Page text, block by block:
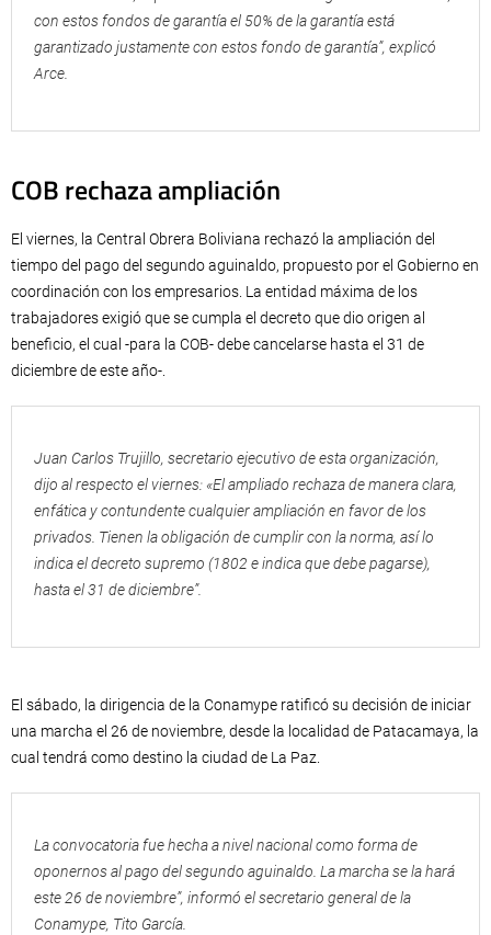
con estos fondos de garantía el 50% de la garantía está
garantizado justamente con estos fondo de garantía”, explicó
Arce.
COB rechaza ampliación
El viernes, la Central Obrera Boliviana rechazó la ampliación del
tiempo del pago del segundo aguinaldo, propuesto por el Gobierno en
coordinación con los empresarios. La entidad máxima de los
trabajadores exigió que se cumpla el decreto que dio origen al
beneficio, el cual -para la COB- debe cancelarse hasta el 31 de
diciembre de este año-.
Juan Carlos Trujillo, secretario ejecutivo de esta organización,
dijo al respecto el viernes: «El ampliado rechaza de manera clara,
enfática y contundente cualquier ampliación en favor de los
privados. Tienen la obligación de cumplir con la norma, así lo
indica el decreto supremo (1802 e indica que debe pagarse),
hasta el 31 de diciembre”.
El sábado, la dirigencia de la Conamype ratificó su decisión de iniciar
una marcha el 26 de noviembre, desde la localidad de Patacamaya, la
cual tendrá como destino la ciudad de La Paz.
La convocatoria fue hecha a nivel nacional como forma de
oponernos al pago del segundo aguinaldo. La marcha se la hará
este 26 de noviembre”, informó el secretario general de la
Conamype, Tito García.